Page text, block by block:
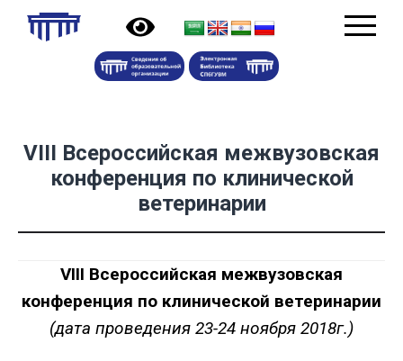
VIII Всероссийская межвузовская
конференция по клинической
ветеринарии
VIII Всероссийская межвузовская
конференция по клинической ветеринарии
(дата проведения 23-24 ноября 2018г.)